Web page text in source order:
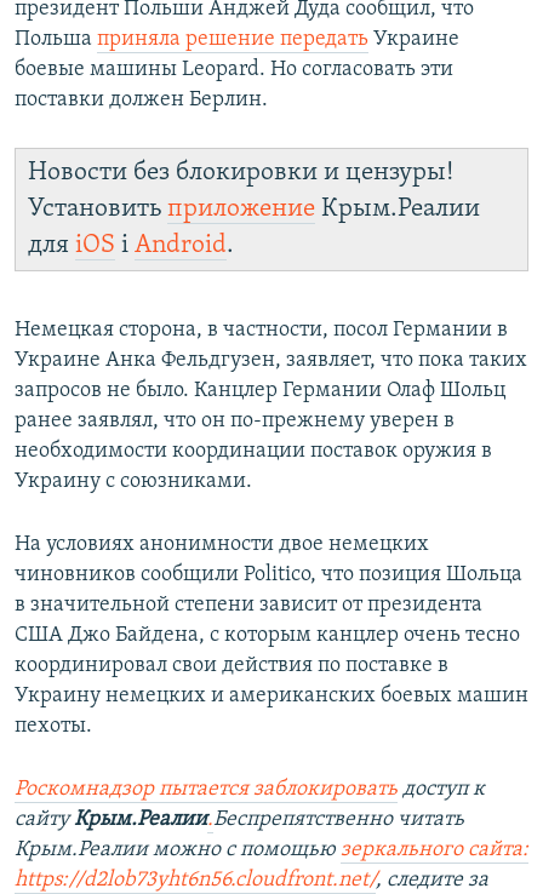
президент Польши Анджей Дуда сообщил, что
Польша приняла решение передать Украине
боевые машины Leopard. Но согласовать эти
поставки должен Берлин.
Новости без блокировки и цензуры!
Установить приложение Крым.Реалии
для iOS і Android.
Немецкая сторона, в частности, посол Германии в
Украине Анка Фельдгузен, заявляет, что пока таких
запросов не было. Канцлер Германии Олаф Шольц
ранее заявлял, что он по-прежнему уверен в
необходимости координации поставок оружия в
Украину с союзниками.
На условиях анонимности двое немецких
чиновников сообщили Politico, что позиция Шольца
в значительной степени зависит от президента
США Джо Байдена, с которым канцлер очень тесно
координировал свои действия по поставке в
Украину немецких и американских боевых машин
пехоты.
Роскомнадзор пытается заблокировать доступ к
сайтуКрым.Реалии.Беспрепятственно читать
Крым.Реалии можно с помощью зеркального сайта:
https://d2lob73yht6n56.cloudfront.net/, следите за